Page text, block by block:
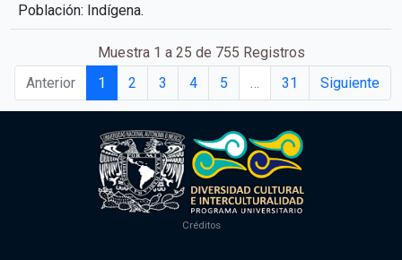
Población: Indígena.
Muestra 1 a 25 de 755 Registros
Anterior
1 2 3 4 5 … 31 Siguiente
Créditos